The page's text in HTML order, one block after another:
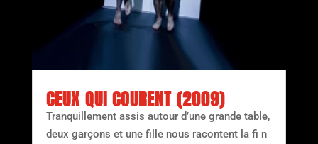
CEUX QUI COURENT (2009)
Tranquillement assis autour d’une grande table,
deux garçons et une fille nous racontent la fi n